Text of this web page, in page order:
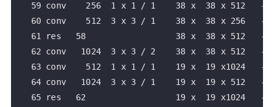
59 conv    256  1 x 1 / 1    38 x  38 x 512   -
60 conv    512  3 x 3 / 1    38 x  38 x 256   -
61 res   58                  38 x  38 x 512   ->
62 conv   1024  3 x 3 / 2    38 x  38 x 512   -
63 conv    512  1 x 1 / 1    19 x  19 x1024   -
64 conv   1024  3 x 3 / 1    19 x  19 x 512   -
65 res   62                  19 x  19 x1024   ->